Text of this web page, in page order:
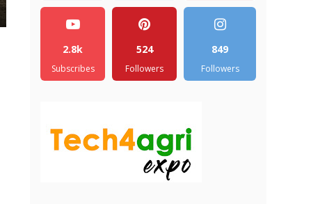
2.8k
Subscribes
524
Followers
849
Followers